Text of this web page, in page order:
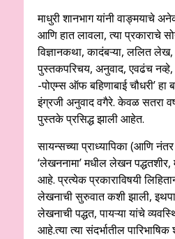
माधुरी शानभाग यांनी वाङ्मयाचे
आणि हात लावला, त्या प्रकाराचे
विज्ञानकथा, कादंबऱ्या, ललित लेख,
पुस्तकपरिचय, अनुवाद, एवढंच
-पोएम्स ऑफ बहिणाबाई चौधरी’ हा
इंग्रजी अनुवाद वगैरे. केवळ सतरा
पुस्तके प्रसिद्ध झाली आहेत.
सायन्सच्या प्राध्यापिका (आणि
‘लेखननामा’ मधील लेखन पद्धतशीर,
आहे. प्रत्येक प्रकाराविषयी
लेखनाची सुरुवात कशी झाली,
लेखनाची पद्धत, पायऱ्या यांचे
आहे.त्या त्या संदर्भातील पारिभाषिक